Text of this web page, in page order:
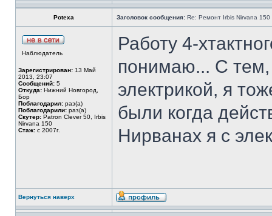
Potexa Заголовок сообщения: Re: Ремонт Irbis Nirvana 150
Наблюдатель
Зарегистрирован: 13 Май
2013, 23:07
Сообщений: 5
Откуда: Нижний Новгород,
Бор
Поблагодарил: раз(а)
Поблагодарили: раз(а)
Скутер: Patron Clever 50, Irbis
Nirvana 150
Стаж: с 2007г.
Работу 4-
понимаю... С тем,
электрикой, я
были когда
Нирванах я с
Вернуться наверх